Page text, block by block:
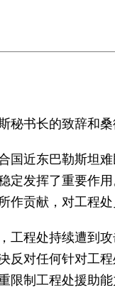
秘书长的致辞和
国近东巴勒斯坦
定发挥了重要作
作贡献，对工程
工程处持续遭到
反对任何针对工
限制工程处援助